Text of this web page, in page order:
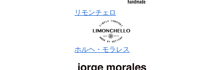
リモンチェロ
ホルヘ・モラレス